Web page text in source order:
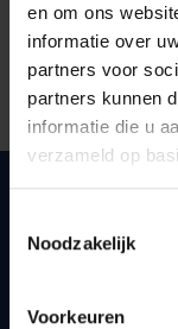
en om ons
informatie over
partners voor
partners kunnen
informatie die u
verzameld op
Noodzakelijk
Voorkeuren
Snel naar